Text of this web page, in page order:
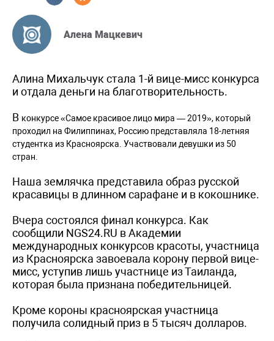
Алена Мацкевич
Алина Михальчук стала 1-й вице-мисс конкурса
и отдала деньги на благотворительность.
В конкурсе «Самое красивое лицо мира — 2019», который
проходил на Филиппинах, Россию представляла 18-летняя
студентка из Красноярска. Участвовали девушки из 50
стран.
Наша землячка представила образ русской
красавицы в длинном сарафане и в кокошнике.
Вчера состоялся финал конкурса. Как
сообщили NGS24.RU в Академии
международных конкурсов красоты, участница
из Красноярска завоевала корону первой вице-
мисс, уступив лишь участнице из Таиланда,
которая была признана победительницей.
Кроме короны красноярская участница
получила солидный приз в 5 тысяч долларов.